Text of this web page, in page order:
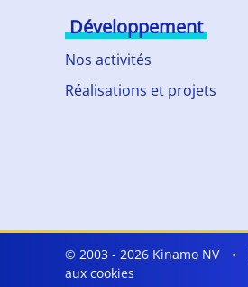
Développement
Nos activités
Réalisations et projets
© 2003 - 2026 Kinamo NV •
aux cookies